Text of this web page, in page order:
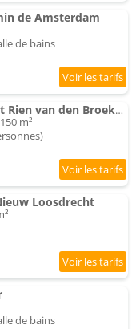
de Amsterdam
de bains
Amsterdam / Loosdrecht Rien van den Broeke Village
m²
Loosdrecht
de bains